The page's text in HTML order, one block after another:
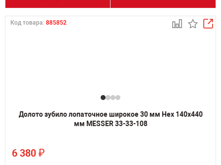
Код товара: 885852
Долото зубило лопаточное широкое 30 мм Hex 140х440
мм MESSER 33-33-108
6 380 ₽